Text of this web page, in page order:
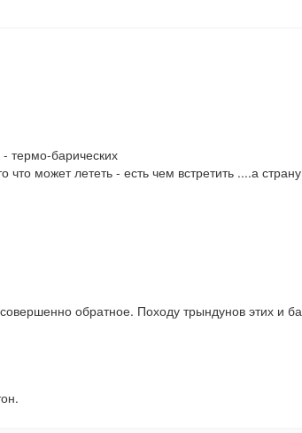
термо-барических
может лететь - есть чем встретить ....а
обратное. Походу трындунов этих и